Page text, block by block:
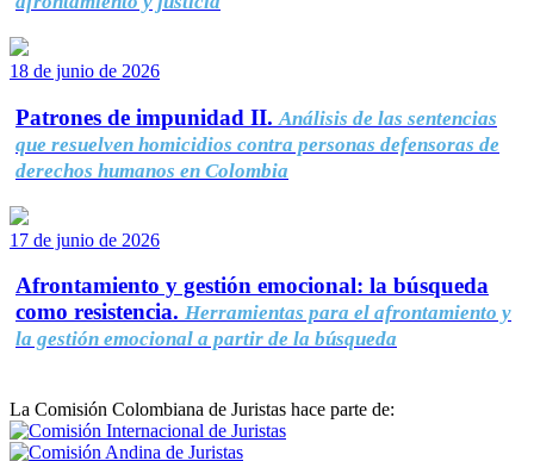
18 de junio de 2026
Patrones de impunidad II. Análisis de las sentencias
que resuelven homicidios contra personas defensoras de
derechos humanos en Colombia
17 de junio de 2026
Afrontamiento y gestión emocional: la búsqueda
como resistencia. Herramientas para el afrontamiento y
la gestión emocional a partir de la búsqueda
La Comisión Colombiana de Juristas hace parte de: